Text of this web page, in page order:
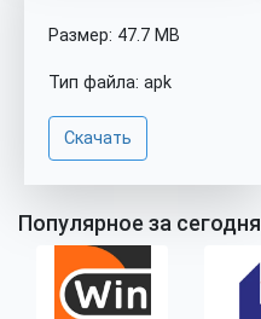
Размер: 47.7 MB
Тип файла: apk
Скачать
Популярное за сегодня